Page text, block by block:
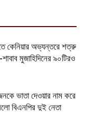
কেনিয়ার অভ্যন্তরে শত্রু
মুজাহিদিনের ৯০টিরও
ভাতা দেওয়ার নাম করে
বিএনপির দুই নেতা